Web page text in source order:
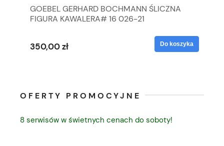
GOEBEL GERHARD BOCHMANN ŚLICZNA
FIGURA KAWALERA# 16 026-21
350,00 zł Do koszyka
OFERTY PROMOCYJNE
8 serwisów w świetnych cenach do soboty!